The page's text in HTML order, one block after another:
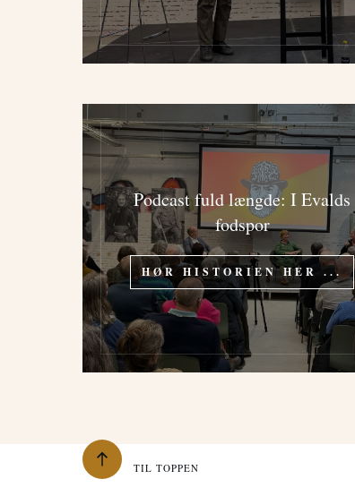
Podcast fuld længde: I Evalds
fodspor
HØR HISTORIEN HER ...
TIL TOPPEN